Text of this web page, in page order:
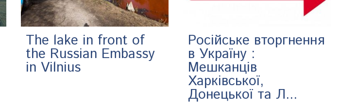
The lake in front of
the Russian Embassy
in Vilnius
Російське вторгнення
в Україну :
Мешканців
Харківської,
Донецької та Л...